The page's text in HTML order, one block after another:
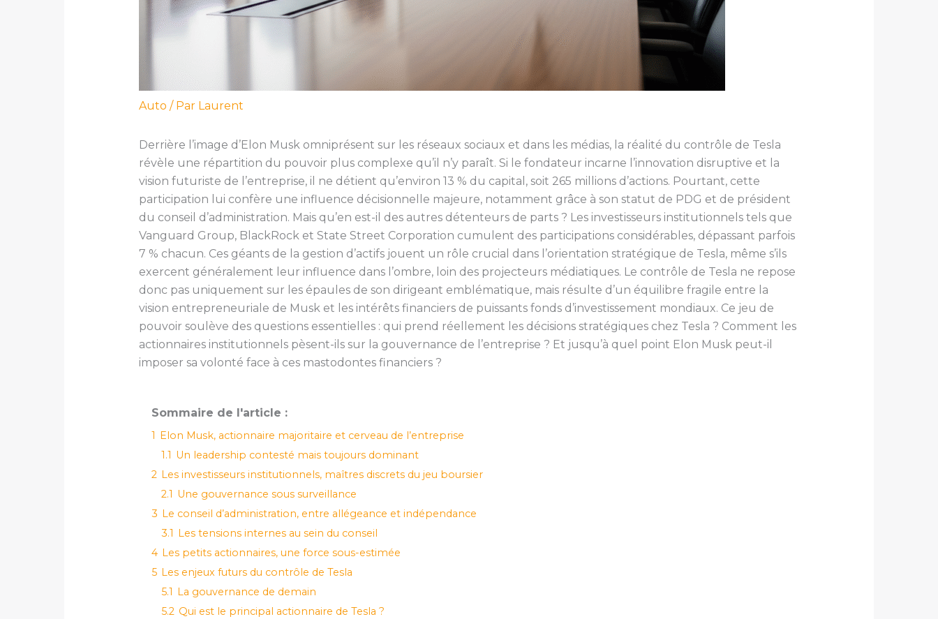
Auto / Par Laurent
Derrière l’image d’Elon Musk omniprésent sur les réseaux sociaux et dans les médias, la réalité du contrôle de Tesla
révèle une répartition du pouvoir plus complexe qu’il n’y paraît. Si le fondateur incarne l’innovation disruptive et la
vision futuriste de l’entreprise, il ne détient qu’environ 13 % du capital, soit 265 millions d’actions. Pourtant, cette
participation lui confère une influence décisionnelle majeure, notamment grâce à son statut de PDG et de président
du conseil d’administration. Mais qu’en est-il des autres détenteurs de parts ? Les investisseurs institutionnels tels que
Vanguard Group, BlackRock et State Street Corporation cumulent des participations considérables, dépassant parfois
7 % chacun. Ces géants de la gestion d’actifs jouent un rôle crucial dans l’orientation stratégique de Tesla, même s’ils
exercent généralement leur influence dans l’ombre, loin des projecteurs médiatiques. Le contrôle de Tesla ne repose
donc pas uniquement sur les épaules de son dirigeant emblématique, mais résulte d’un équilibre fragile entre la
vision entrepreneuriale de Musk et les intérêts financiers de puissants fonds d’investissement mondiaux. Ce jeu de
pouvoir soulève des questions essentielles : qui prend réellement les décisions stratégiques chez Tesla ? Comment les
actionnaires institutionnels pèsent-ils sur la gouvernance de l’entreprise ? Et jusqu’à quel point Elon Musk peut-il
imposer sa volonté face à ces mastodontes financiers ?
Sommaire de l'article :
1
Elon Musk, actionnaire majoritaire et cerveau de l’entreprise
1.1 Un leadership contesté mais toujours dominant
2 Les investisseurs institutionnels, maîtres discrets du jeu boursier
2.1 Une gouvernance sous surveillance
3 Le conseil d’administration, entre allégeance et indépendance
3.1
Les tensions internes au sein du conseil
4 Les petits actionnaires, une force sous-estimée
5 Les enjeux futurs du contrôle de Tesla
5.1
La gouvernance de demain
5.2 Qui est le principal actionnaire de Tesla ?